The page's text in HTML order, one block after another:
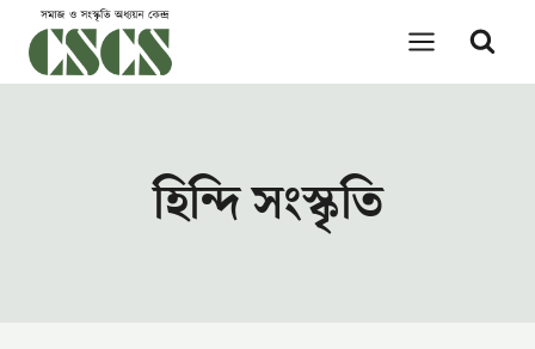
content
হিন্দি সংস্কৃতি